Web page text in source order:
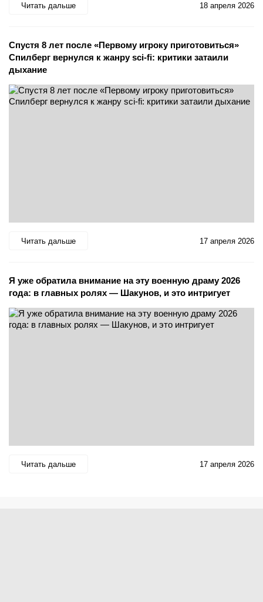
Читать дальше 18 апреля 2026
Спустя 8 лет после «Первому игроку приготовиться»
Спилберг вернулся к жанру sci-fi: критики затаили
дыхание
Читать дальше 17 апреля 2026
Я уже обратила внимание на эту военную драму 2026
года: в главных ролях — Шакунов, и это интригует
Читать дальше 17 апреля 2026